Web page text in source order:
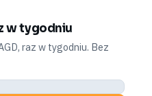
w tygodniu
raz w tygodniu. Bez